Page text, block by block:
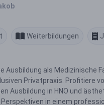
Weiterbildungen
Ausbildung als Medizinische
Privatpraxis. Profitiere
Ausbildung in HNO und
in einem